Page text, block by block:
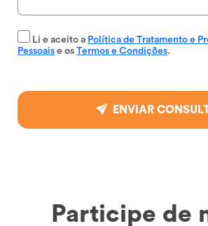
Li e aceito a Política de Tratamento e
Pessoais e os Termos e Condições.
ENVIAR
Participe de